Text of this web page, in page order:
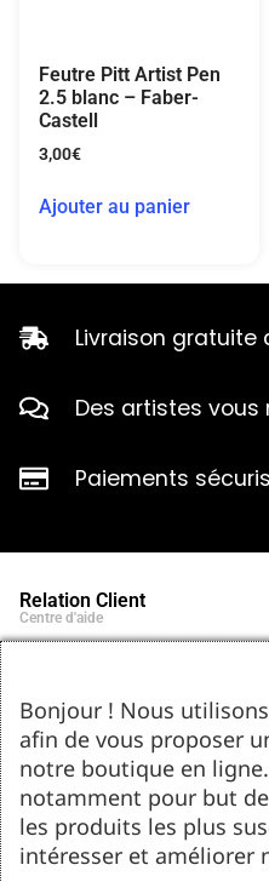
Feutre Pitt Artist Pen
2.5 blanc – Faber-
Castell
3,00€
Ajouter au panier
Livraison gratuite
Des artistes vous
Paiements
Relation Client
Centre d'aide
Contact
Tel : 05.55.75.03.00
Email : contact@bozar-passion.com
Bozar Passion SARL
1 allée Louis Breguet
87220 Feytiat
Ressources d'artistes
Le blog
Club Bozar Passion
Bonjour ! Nous
afin de vous proposer
notre boutique en
notamment pour but
les produits les plus
intéresser et améliorer